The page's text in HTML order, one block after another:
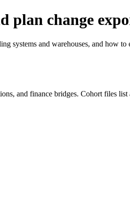
plan change
systems and warehouses, and how to
and finance bridges. Cohort files